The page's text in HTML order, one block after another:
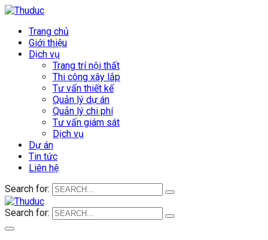
Trang chủ
Giới thiệu
Dịch vụ
Trang trí nội thất
Thi công xây lắp
Tư vấn thiết kế
Quản lý dự án
Quản lý chi phí
Tư vấn giám sát
Dịch vụ
Dự án
Tin tức
Liên hệ
Search for:
Search for: